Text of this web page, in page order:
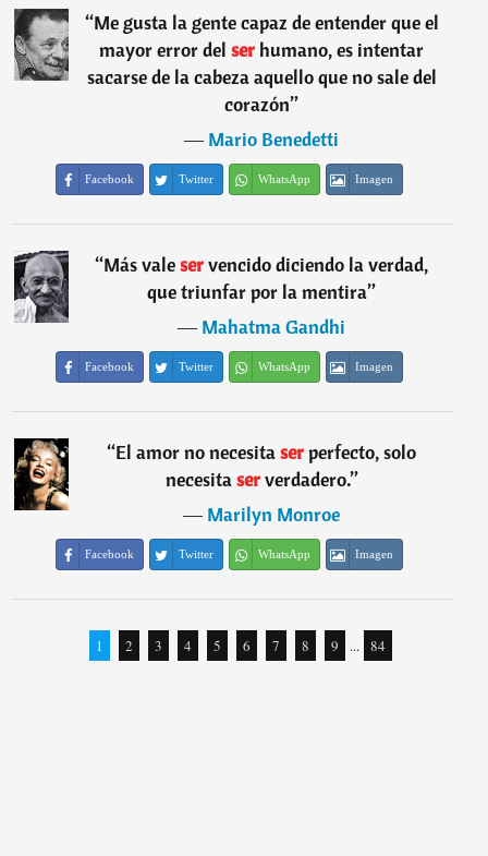
“Me gusta la gente capaz de entender que el
mayor error del ser humano, es intentar
sacarse de la cabeza aquello que no sale del
corazón”
―Mario Benedetti
Facebook Twitter WhatsApp Imagen
“Más valeservencido diciendo la verdad,
que triunfar por la mentira”
―Mahatma Gandhi
Facebook Twitter WhatsApp Imagen
“El amor no necesitaserperfecto, solo
necesitaserverdadero.”
―Marilyn Monroe
Facebook Twitter WhatsApp Imagen
1 2 3 4 5 6 7 8 9 ... 84